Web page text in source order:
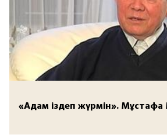
«Адам іздеп жүрмін». Мұстафа